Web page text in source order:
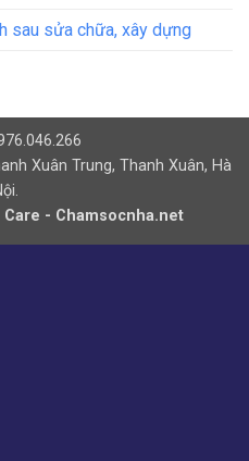
sau sửa chữa, xây dựng
Xuân Trung, Thanh Xuân, Hà
Care - Chamsocnha.net